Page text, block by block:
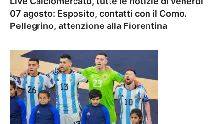
07 agosto: Esposito, contatti con il Como.
Pellegrino, attenzione alla Fiorentina